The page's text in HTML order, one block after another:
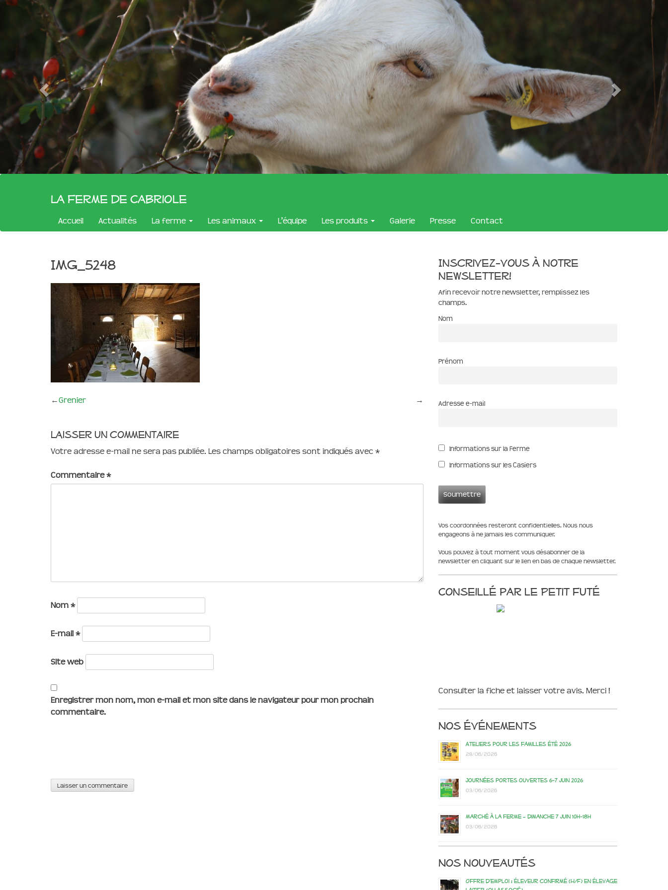
La Ferme de Cabriole
Accueil Actualités La ferme Les animaux L’équipe Les produits Galerie Presse Contact
IMG_5248
←Grenier →
Laisser un commentaire
Votre adresse e-mail ne sera pas publiée. Les champs obligatoires sont indiqués avec *
Commentaire*
Nom *
E-mail *
Site web
Enregistrer mon nom, mon e-mail et mon site dans le navigateur pour mon prochain
commentaire.
Inscrivez-vous à notre
newsletter!
Afin recevoir notre newsletter, remplissez les
champs.
Nom
Prénom
Adresse e-mail
Informations sur la Ferme
Informations sur les Casiers
Vos coordonnées resteront confidentielles. Nous nous
engageons à ne jamais les communiquer.
Vous pouvez à tout moment vous désabonner de la
newsletter en cliquant sur le lien en bas de chaque newsletter.
Conseillé par le Petit Futé
Consulter la fiche et laisser votre avis. Merci !
Nos événements
Ateliers pour les familles été 2026
28/06/2026
Journées portes ouvertes 6-7 juin 2026
03/06/2026
Marché à la ferme – dimanche 7 juin 10h-18h
03/06/2026
Nos nouveautés
Offre d’emploi : éleveur confirmé (H/F) en élevage